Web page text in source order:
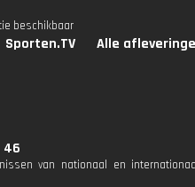
beschikbaar
Sporten.TV Alle
46
van nationaal en